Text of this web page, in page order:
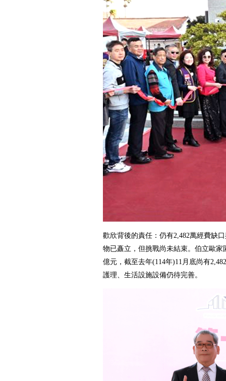
歡欣背後的責任：仍有2,482萬經費缺
物已矗立，但挑戰尚未結束。伯立歐家
億元，截至去年(114年)11月底尚有
護理、生活設施設備仍待完善。